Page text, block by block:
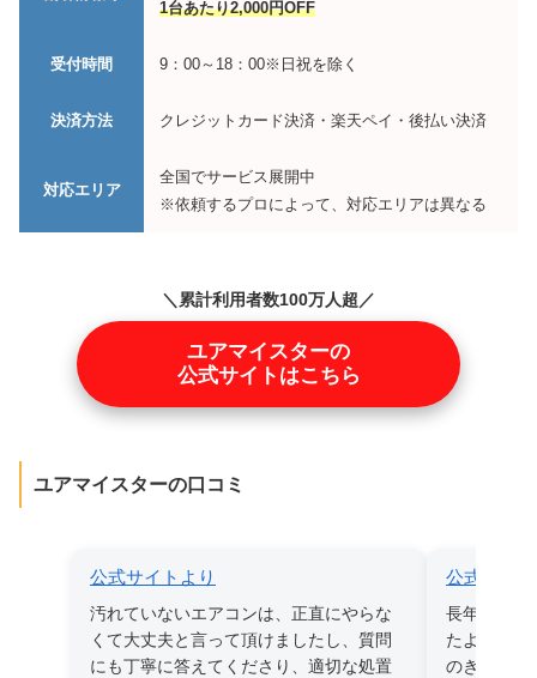
1台あたり2,000円OFF
受付時間 9：00～18：00※日祝を除く
決済方法 クレジットカード決済・楽天ペイ・後払い決済
対応エリア
全国でサービス展開中
※依頼するプロによって、対応エリアは異なる
＼累計利用者数100万人超／
ユアマイスターの
公式サイトはこちら
ユアマイスターの口コミ
公式サイトより
汚れていないエアコンは、正直にやらな
くて大丈夫と言って頂けましたし、質問
にも丁寧に答えてくださり、適切な処置
公式サイ
長年蓄積さ
たようで、
のきれいな